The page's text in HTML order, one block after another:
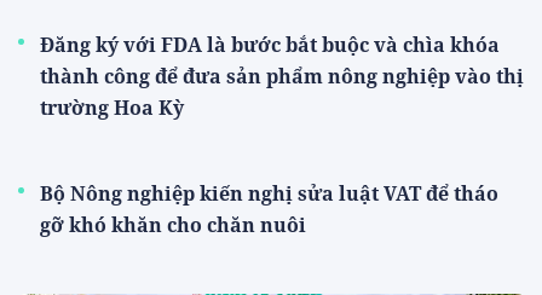
Đăng ký với FDA là bước bắt buộc và chìa khóa
thành công để đưa sản phẩm nông nghiệp vào thị
trường Hoa Kỳ
Bộ Nông nghiệp kiến nghị sửa luật VAT để tháo
gỡ khó khăn cho chăn nuôi